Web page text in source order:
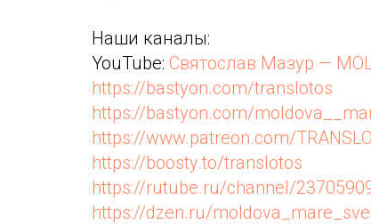
Наши каналы:
YouTube: Святослав Мазур —
https://bastyon.com/translotos
https://bastyon.com/
https://www.patreon.com/
https://boosty.to/translotos
https://rutube.ru/channel/
https://dzen.ru/